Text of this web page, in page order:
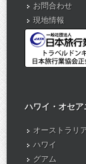
お問合わせ
現地情報
ハワイ・オセア
オーストラリ
ハワイ
グアム